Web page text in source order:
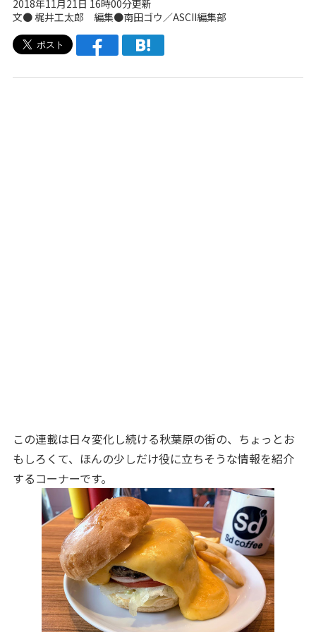
2018年11月21日 16時00分更新
文● 梶井工太郎 編集●南田ゴウ／ASCII編集部
この連載は日々変化し続ける秋葉原の街の、ちょっとお
もしろくて、ほんの少しだけ役に立ちそうな情報を紹介
するコーナーです。